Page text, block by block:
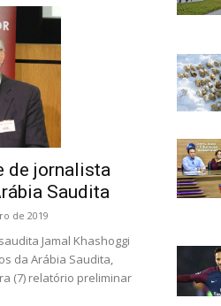
de jornalista
Saudita
de 2019
Jamal Khashoggi
da Arábia Saudita,
(7) relatório preliminar